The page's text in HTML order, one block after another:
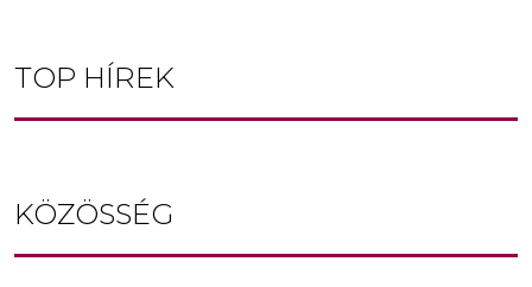
TOP HÍREK
KÖZÖSSÉG